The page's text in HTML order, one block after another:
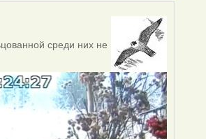
среди них не